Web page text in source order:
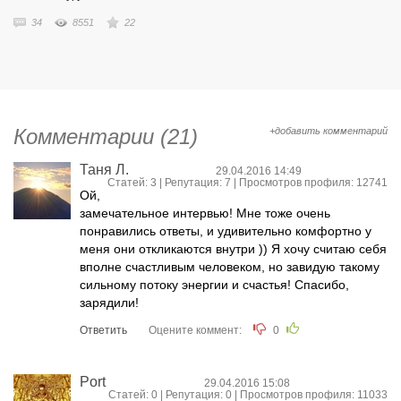
34 8551 22
Комментарии (21) +добавить комментарий
Таня Л.
29.04.2016 14:49
Статей: 3 | Репутация: 7 | Просмотров профиля: 12741
Ой,
замечательное интервью! Мне тоже очень
понравились ответы, и удивительно комфортно у
меня они откликаются внутри )) Я хочу считаю себя
вполне счастливым человеком, но завидую такому
сильному потоку энергии и счастья! Спасибо,
зарядили!
Ответить Оцените коммент: 0
Port
29.04.2016 15:08
Статей: 0 | Репутация: 0 | Просмотров профиля: 11033